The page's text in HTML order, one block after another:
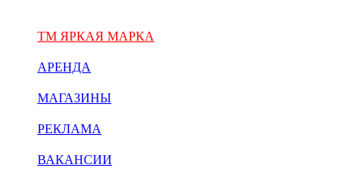
ТМ ЯРКАЯ МАРКА
АРЕНДА
МАГАЗИНЫ
РЕКЛАМА
ВАКАНСИИ